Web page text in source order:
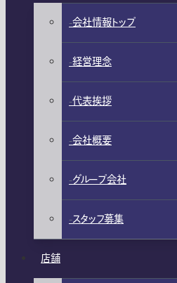
会社情報トップ
経営理念
代表挨拶
会社概要
グループ会社
スタッフ募集
店舗